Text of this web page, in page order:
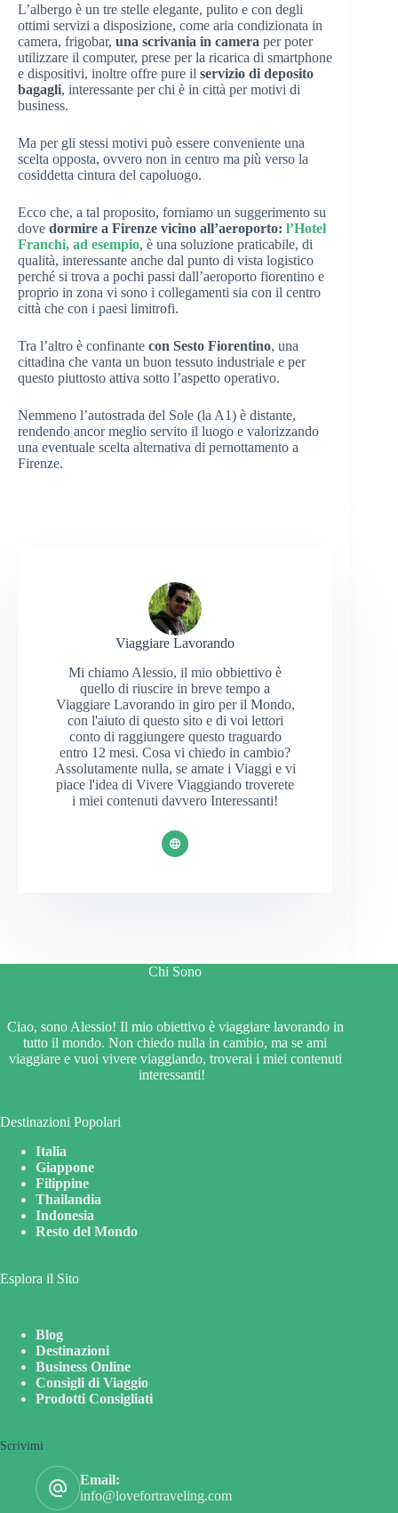
L’albergo è un tre stelle elegante, pulito e con degli
ottimi servizi a disposizione, come aria condizionata in
camera, frigobar, una scrivania in camera per poter
utilizzare il computer, prese per la ricarica di smartphone
e dispositivi, inoltre offre pure il servizio di deposito
bagagli, interessante per chi è in città per motivi di
business.
Ma per gli stessi motivi può essere conveniente una
scelta opposta, ovvero non in centro ma più verso la
cosiddetta cintura del capoluogo.
Ecco che, a tal proposito, forniamo un suggerimento su
dove dormire a Firenze vicino all’aeroporto: l’Hotel
Franchi, ad esempio, è una soluzione praticabile, di
qualità, interessante anche dal punto di vista logistico
perché si trova a pochi passi dall’aeroporto fiorentino e
proprio in zona vi sono i collegamenti sia con il centro
città che con i paesi limitrofi.
Tra l’altro è confinante con Sesto Fiorentino, una
cittadina che vanta un buon tessuto industriale e per
questo piuttosto attiva sotto l’aspetto operativo.
Nemmeno l’autostrada del Sole (la A1) è distante,
rendendo ancor meglio servito il luogo e valorizzando
una eventuale scelta alternativa di pernottamento a
Firenze.
Viaggiare Lavorando
Mi chiamo Alessio, il mio obbiettivo è
quello di riuscire in breve tempo a
Viaggiare Lavorando in giro per il Mondo,
con l'aiuto di questo sito e di voi lettori
conto di raggiungere questo traguardo
entro 12 mesi. Cosa vi chiedo in cambio?
Assolutamente nulla, se amate i Viaggi e vi
piace l'idea di Vivere Viaggiando troverete
i miei contenuti davvero Interessanti!
Chi Sono
Ciao, sono Alessio! Il mio obiettivo è viaggiare lavorando in
tutto il mondo. Non chiedo nulla in cambio, ma se ami
viaggiare e vuoi vivere viaggiando, troverai i miei contenuti
interessanti!
Destinazioni Popolari
Italia
Giappone
Filippine
Thailandia
Indonesia
Resto del Mondo
Esplora il Sito
Blog
Destinazioni
Business Online
Consigli di Viaggio
Prodotti Consigliati
Scrivimi
Email:
info@lovefortraveling.com